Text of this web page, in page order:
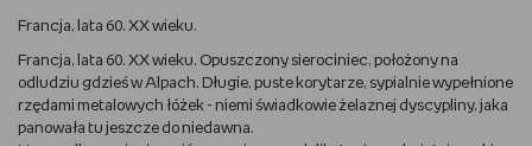
DBAM O URODĘ
TRENUJĘ
Francja, lata 60. XX wieku.
Francja, lata 60. XX wieku. Opuszczony sierociniec, położony na
odludziu gdzieś w Alpach. Długie, puste korytarze, sypialnie wypełnione
rzędami metalowych łóżek - niemi świadkowie żelaznej dyscypliny, jaka
panowała tu jeszcze do niedawna.